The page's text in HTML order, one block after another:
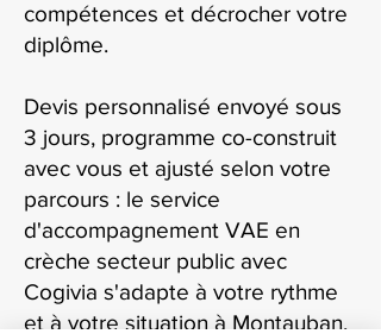
compétences et décrocher votre
diplôme.
Devis personnalisé envoyé sous
3 jours, programme co-construit
avec vous et ajusté selon votre
parcours : le service
d'accompagnement VAE en
crèche secteur public avec
Cogivia s'adapte à votre rythme
et à votre situation à Montauban.